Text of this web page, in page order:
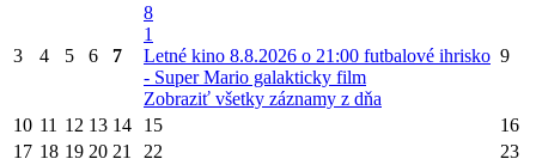
3 4 5 6 7
8
1
Letné kino 8.8.2026 o 21:00 futbalové ihrisko
- Super Mario galakticky film
Zobraziť všetky záznamy z dňa
9
10 11 12 13 14 15
16
17 18 19 20 21 22 23